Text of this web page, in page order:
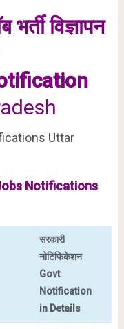
विज्ञापन
Uttar
Notifications
सरकारी
नोटिफिकेशन
Govt
Notification
in Details